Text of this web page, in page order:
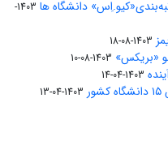
دانشگاه ها
1403-
1403-08-18
«بریکس» 1403-08-10
1403-04-14
1403-04-13